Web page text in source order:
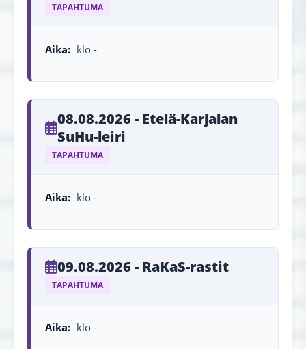
TAPAHTUMA
Aika: klo -
08.08.2026 - Etelä-Karjalan
SuHu-leiri
TAPAHTUMA
Aika: klo -
09.08.2026 - RaKaS-rastit
TAPAHTUMA
Aika: klo -